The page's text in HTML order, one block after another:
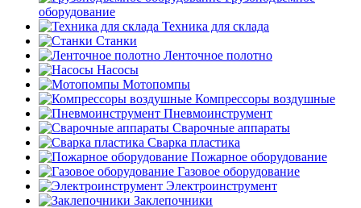
оборудование
Техника для склада
Станки
Ленточное полотно
Насосы
Мотопомпы
Компрессоры воздушные
Пневмоинструмент
Сварочные аппараты
Сварка пластика
Пожарное оборудование
Газовое оборудование
Электроинструмент
Заклепочники